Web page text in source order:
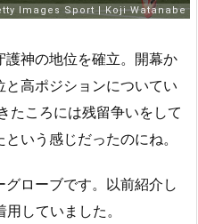
神の地位を確立。開幕か
高ポジションについてい
たころには残留争いをして
いう感じだったのにね。
ローブです。以前紹介し
していました。